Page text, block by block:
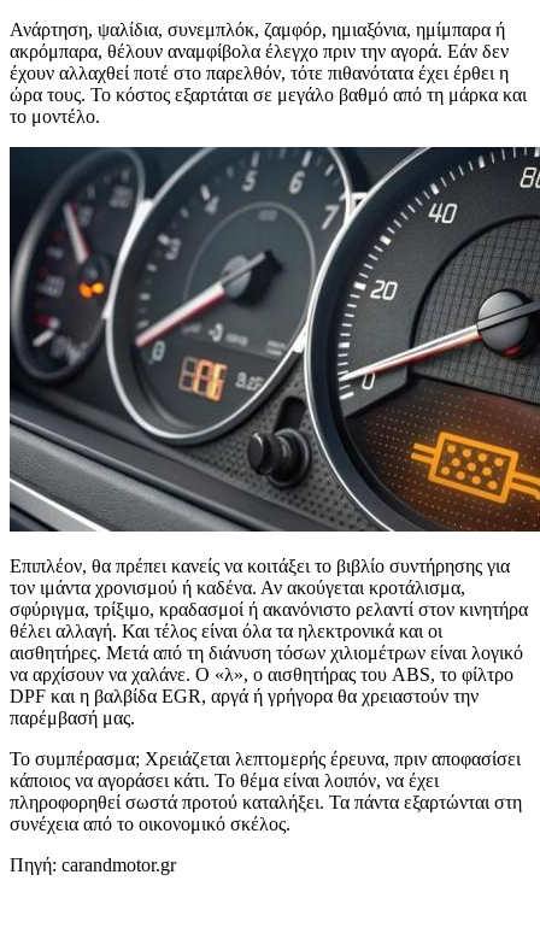
Ανάρτηση, ψαλίδια, συνεμπλόκ, ζαμφόρ, ημιαξόνια, ημίμπαρα ή
ακρόμπαρα, θέλουν αναμφίβολα έλεγχο πριν την αγορά. Εάν δεν
έχουν αλλαχθεί ποτέ στο παρελθόν, τότε πιθανότατα έχει έρθει η
ώρα τους. Το κόστος εξαρτάται σε μεγάλο βαθμό από τη μάρκα και
το μοντέλο.
Επιπλέον, θα πρέπει κανείς να κοιτάξει το βιβλίο συντήρησης για
τον ιμάντα χρονισμού ή καδένα. Αν ακούγεται κροτάλισμα,
σφύριγμα, τρίξιμο, κραδασμοί ή ακανόνιστο ρελαντί στον κινητήρα
θέλει αλλαγή. Και τέλος είναι όλα τα ηλεκτρονικά και οι
αισθητήρες. Μετά από τη διάνυση τόσων χιλιομέτρων είναι λογικό
να αρχίσουν να χαλάνε. Ο «λ», ο αισθητήρας του ABS, το φίλτρο
DPF και η βαλβίδα EGR, αργά ή γρήγορα θα χρειαστούν την
παρέμβασή μας.
Το συμπέρασμα; Χρειάζεται λεπτομερής έρευνα, πριν αποφασίσει
κάποιος να αγοράσει κάτι. Το θέμα είναι λοιπόν, να έχει
πληροφορηθεί σωστά προτού καταλήξει. Τα πάντα εξαρτώνται στη
συνέχεια από το οικονομικό σκέλος.
Πηγή: carandmotor.gr